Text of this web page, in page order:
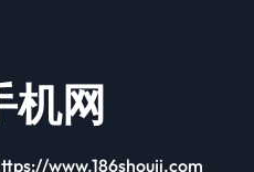
机网
www.186shouji.com